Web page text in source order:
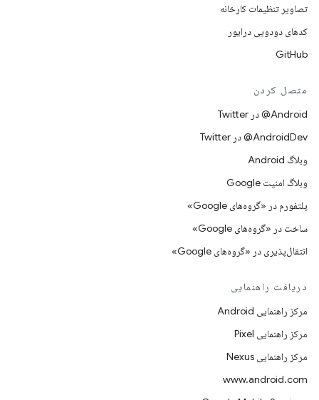
تصاویر تنظیمات کارخانه
کدهای دودویی درایور
GitHub
متصل کردن
Android@ در Twitter
AndroidDev@ در Twitter
وبلاگ Android
وبلاگ امنیت Google
پلتفورم در «گروه‌های Google»
ساخت در «گروه‌های Google»
انتقال‌پذیری در «گروه‌های Google»
دریافت راهنمایی
مرکز راهنمایی Android
مرکز راهنمایی Pixel
مرکز راهنمایی Nexus
www.android.com